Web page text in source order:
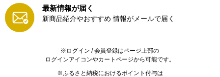
最新情報が届く
新商品紹介やおすすめ 情報がメールで届く
※ログイン / 会員登録はページ上部の
ログインアイコンやカートページから可能です。
※ふるさと納税におけるポイント付与は